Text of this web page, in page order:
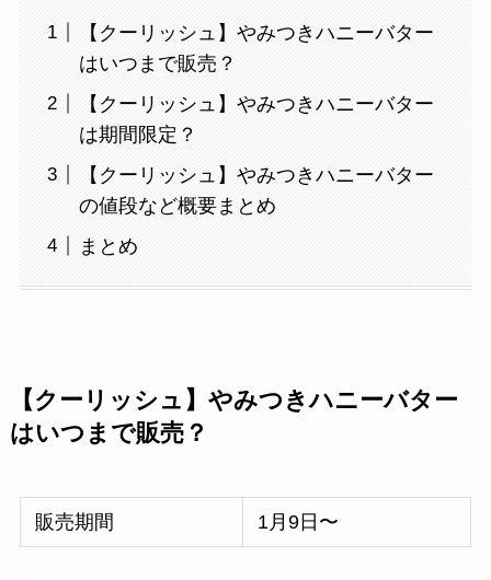
【クーリッシュ】やみつきハニーバター
はいつまで販売？
【クーリッシュ】やみつきハニーバター
は期間限定？
【クーリッシュ】やみつきハニーバター
の値段など概要まとめ
まとめ
【クーリッシュ】やみつきハニーバター
はいつまで販売？
販売期間 1月9日〜